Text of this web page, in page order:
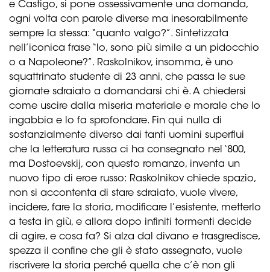
e Castigo, si pone ossessivamente una domanda,
ogni volta con parole diverse ma inesorabilmente
sempre la stessa: “quanto valgo?”. Sintetizzata
nell’iconica frase “Io, sono più simile a un pidocchio
o a Napoleone?”. Raskolnikov, insomma, è uno
squattrinato studente di 23 anni, che passa le sue
giornate sdraiato a domandarsi chi è. A chiedersi
come uscire dalla miseria materiale e morale che lo
ingabbia e lo fa sprofondare. Fin qui nulla di
sostanzialmente diverso dai tanti uomini superflui
che la letteratura russa ci ha consegnato nel ‘800,
ma Dostoevskij, con questo romanzo, inventa un
nuovo tipo di eroe russo: Raskolnikov chiede spazio,
non si accontenta di stare sdraiato, vuole vivere,
incidere, fare la storia, modificare l’esistente, metterlo
a testa in giù, e allora dopo infiniti tormenti decide
di agire, e cosa fa? Si alza dal divano e trasgredisce,
spezza il confine che gli è stato assegnato, vuole
riscrivere la storia perché quella che c’è non gli